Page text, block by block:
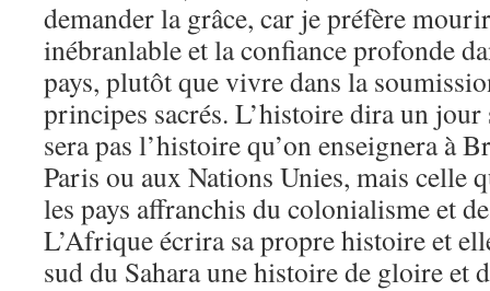
demander la grâce, car je préfère
inébranlable et la confiance profonde
pays, plutôt que vivre dans la
principes sacrés. L’histoire dira un jour
sera pas l’histoire qu’on enseignera à
Paris ou aux Nations Unies, mais celle
les pays affranchis du colonialisme et
L’Afrique écrira sa propre histoire et
sud du Sahara une histoire de gloire et